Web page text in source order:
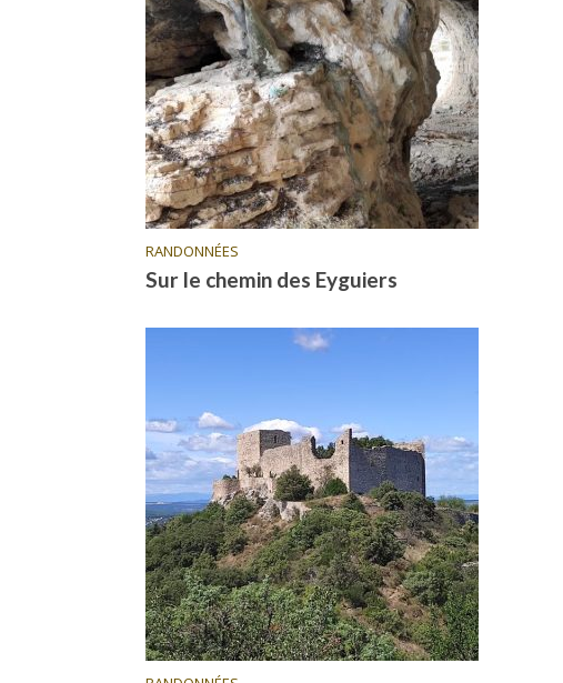
RANDONNÉES
Sur le chemin des Eyguiers